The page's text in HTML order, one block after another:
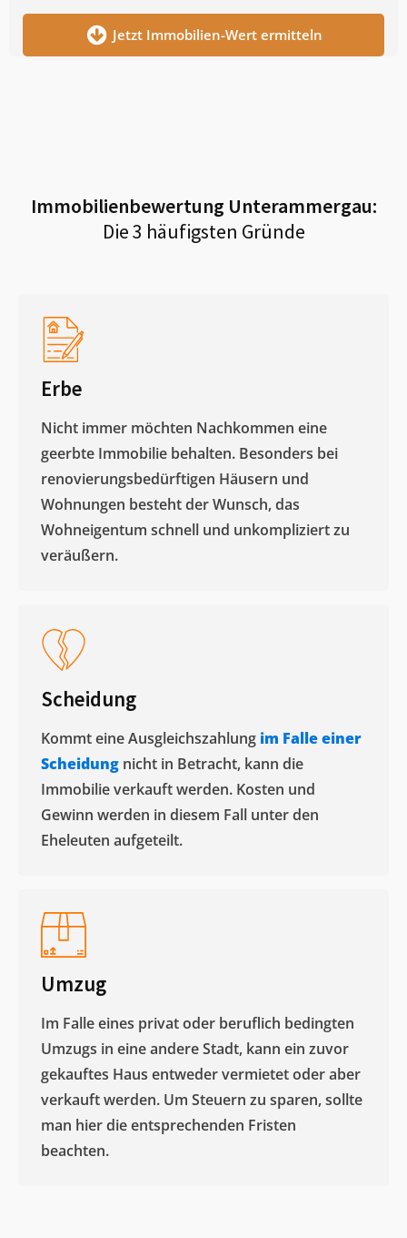
Jetzt Immobilien-Wert ermitteln
Immobilienbewertung Unterammergau:
Die 3 häufigsten Gründe
Erbe
Nicht immer möchten Nachkommen eine
geerbte Immobilie behalten. Besonders bei
renovierungsbedürftigen Häusern und
Wohnungen besteht der Wunsch, das
Wohneigentum schnell und unkompliziert zu
veräußern. ​
Scheidung
Kommt eine Ausgleichszahlung im Falle einer
Scheidung nicht in Betracht, kann die
Immobilie verkauft werden. Kosten und
Gewinn werden in diesem Fall unter den
Eheleuten aufgeteilt.​
Umzug
Im Falle eines privat oder beruflich bedingten
Umzugs in eine andere Stadt, kann ein zuvor
gekauftes Haus entweder vermietet oder aber
verkauft werden. Um Steuern zu sparen, sollte
man hier die entsprechenden Fristen
beachten.